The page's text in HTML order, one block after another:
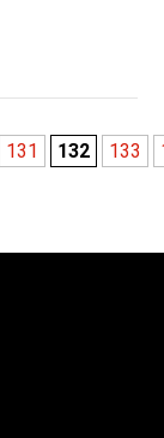
131 132 133